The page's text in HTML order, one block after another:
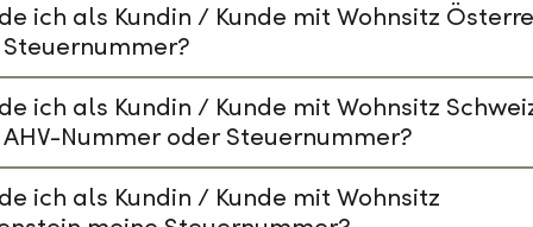
ich als Kundin / Kunde mit Wohnsitz
ich als Kundin / Kunde mit Wohnsitz
Nummer oder Steuernummer?
ich als Kundin / Kunde mit Wohnsitz